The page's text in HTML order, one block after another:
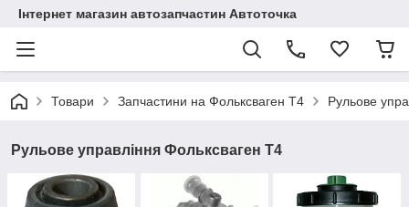
Інтернет магазин автозапчастин Автоточка
Товари Запчастини на Фольксваген Т4 Рульове
Рульове управління Фольксваген Т4